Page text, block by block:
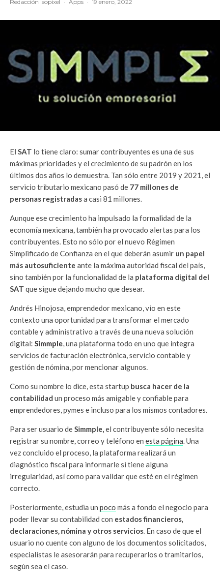
Redacción Isopixel · Apps · 19 enero, 2022
El SAT lo tiene claro: sumar contribuyentes es una de sus
máximas prioridades y el crecimiento de su padrón en los
últimos dos años lo demuestra. Tan sólo entre 2019 y 2021, el
servicio tributario mexicano pasó de 77 millones de
personas registradasa casi 81 millones.
Aunque ese crecimiento ha impulsado la formalidad de la
economía mexicana, también ha provocado alertas para los
contribuyentes. Esto no sólo por el nuevo Régimen
Simplificado de Confianza en el que deberán asumir un papel
más autosuficiente ante la máxima autoridad fiscal del país,
sino también por la funcionalidad de la plataforma digital del
SAT que sigue dejando mucho que desear.
Andrés Hinojosa, emprendedor mexicano, vio en este
contexto una oportunidad para transformar el mercado
contable y administrativo a través de una nueva solución
digital: Simmple , una plataforma todo en uno que integra
servicios de facturación electrónica, servicio contable y
gestión de nómina, por mencionar algunos.
Como su nombre lo dice, esta startup busca hacer de la
contabilidad un proceso más amigable y confiable para
emprendedores, pymes e incluso para los mismos contadores.
Para ser usuario de Simmple, el contribuyente sólo necesita
registrar su nombre, correo y teléfono en esta página . Una
vez concluido el proceso, la plataforma realizará un
diagnóstico fiscal para informarle si tiene alguna
irregularidad, así como para validar que esté en el régimen
correcto.
Posteriormente, estudia un poco más a fondo el negocio para
poder llevar su contabilidad con estados financieros,
declaraciones, nómina y otros servicios . En caso de que el
usuario no cuente con alguno de los documentos solicitados,
especialistas le asesorarán para recuperarlos o tramitarlos,
según sea el caso.